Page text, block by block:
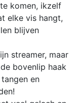
komen, ikzelf
elke vis hangt,
blijven
streamer, maar
bovenlip haak
en